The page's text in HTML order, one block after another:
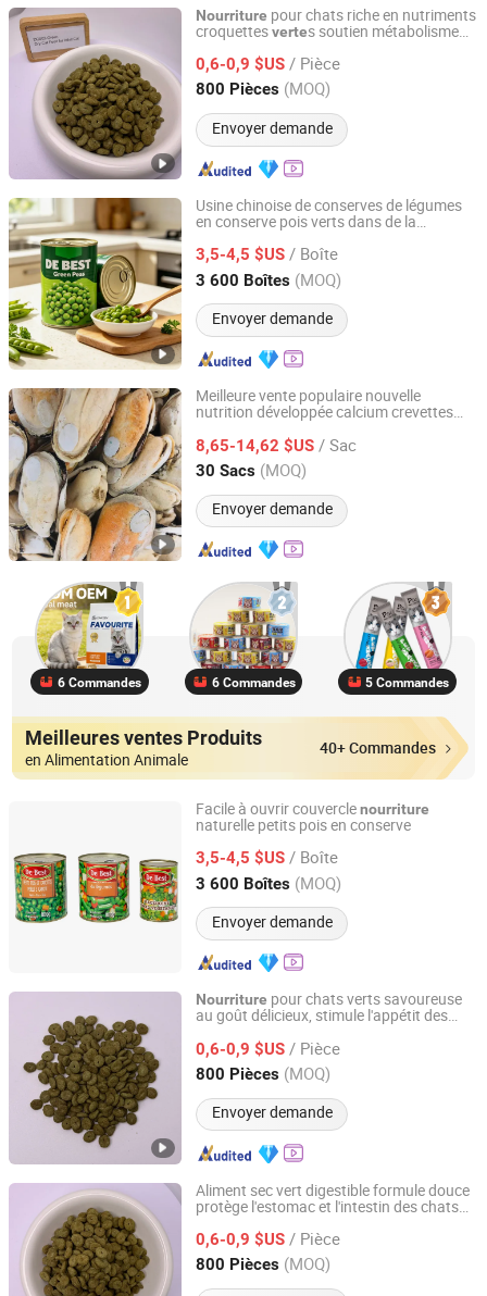
Nourriture pour chats riche en nutriments
croquettesvertes soutien métabolisme
0,6-0,9 $US / Pièce
800 Pièces (MOQ)
Envoyer demande
Qingdao Catsmi Pet Products Co., Ltd
Shandong, China Depuis 2022
Usine chinoise de conserves de légumes
en conserve pois verts dans de la
3,5-4,5 $US / Boîte
3 600 Boîtes (MOQ)
Envoyer demande
DB Tomato (Xiamen) Industry Co., Ltd.
Fujian, China Depuis 2024
Meilleure vente populaire nouvelle
nutrition développée calcium crevettes
collation pour chiennourriture
animaux lyophilisée
8,65-14,62 $US / Sac
30 Sacs (MOQ)
Envoyer demande
Qingdao Ezchong Biotechnology Co., Ltd.
Shandong, China Depuis 2023
6 Commandes 6 Commandes 5 Commandes
Meilleures ventes Produits
en Alimentation Animale
40+ Commandes
Facile à ouvrir couverclenourriture
naturelle petits pois en conserve
3,5-4,5 $US / Boîte
3 600 Boîtes (MOQ)
Envoyer demande
DB Tomato (Xiamen) Industry Co., Ltd.
Fujian, China Depuis 2024
Nourriture pour chats verts savoureuse
au goût délicieux, stimule l'appétit des
0,6-0,9 $US / Pièce
800 Pièces (MOQ)
Envoyer demande
Qingdao Catsmi Pet Products Co., Ltd
Shandong, China Depuis 2022
Aliment sec vert digestible formule douce
protège l'estomac et l'intestin des chats
0,6-0,9 $US / Pièce
800 Pièces (MOQ)
Qingdao Catsmi Pet Products Co., Ltd
Shandong, China Depuis 2022